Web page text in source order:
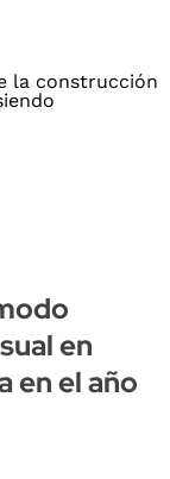
en
en el año